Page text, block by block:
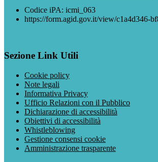
Codice iPA: icmi_063
https://form.agid.gov.it/view/c1a4d346-
Sezione Link Utili
Cookie policy
Note legali
Informativa Privacy
Ufficio Relazioni con il Pubblico
Dichiarazione di accessibilità
Obiettivi di accessibilità
Whistleblowing
Gestione consensi cookie
Amministrazione trasparente